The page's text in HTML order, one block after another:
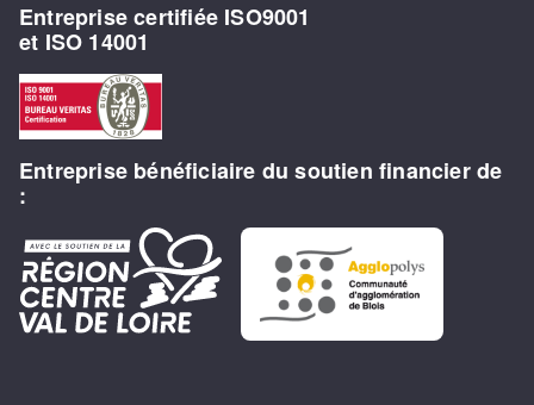
Entreprise certifiée ISO9001
et ISO 14001
Entreprise bénéficiaire du soutien financier de
: